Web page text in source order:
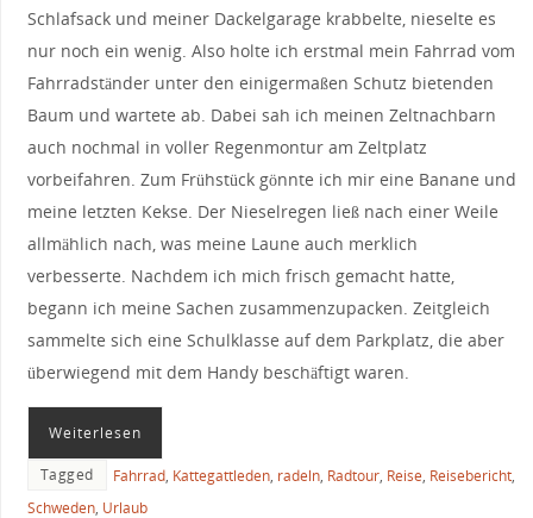
Schlafsack und meiner Dackelgarage krabbelte, nieselte es
nur noch ein wenig. Also holte ich erstmal mein Fahrrad vom
Fahrradständer unter den einigermaßen Schutz bietenden
Baum und wartete ab. Dabei sah ich meinen Zeltnachbarn
auch nochmal in voller Regenmontur am Zeltplatz
vorbeifahren. Zum Frühstück gönnte ich mir eine Banane und
meine letzten Kekse. Der Nieselregen ließ nach einer Weile
allmählich nach, was meine Laune auch merklich
verbesserte. Nachdem ich mich frisch gemacht hatte,
begann ich meine Sachen zusammenzupacken. Zeitgleich
sammelte sich eine Schulklasse auf dem Parkplatz, die aber
überwiegend mit dem Handy beschäftigt waren.
Weiterlesen
Tagged Fahrrad, Kattegattleden, radeln, Radtour, Reise, Reisebericht,
Schweden, Urlaub